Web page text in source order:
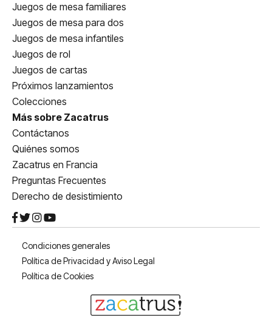
Juegos de mesa familiares
Juegos de mesa para dos
Juegos de mesa infantiles
Juegos de rol
Juegos de cartas
Próximos lanzamientos
Colecciones
Más sobre Zacatrus
Contáctanos
Quiénes somos
Zacatrus en Francia
Preguntas Frecuentes
Derecho de desistimiento
Condiciones generales
Política de Privacidad y Aviso Legal
Política de Cookies